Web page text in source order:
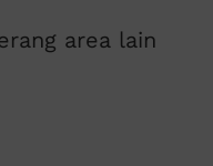
area lain